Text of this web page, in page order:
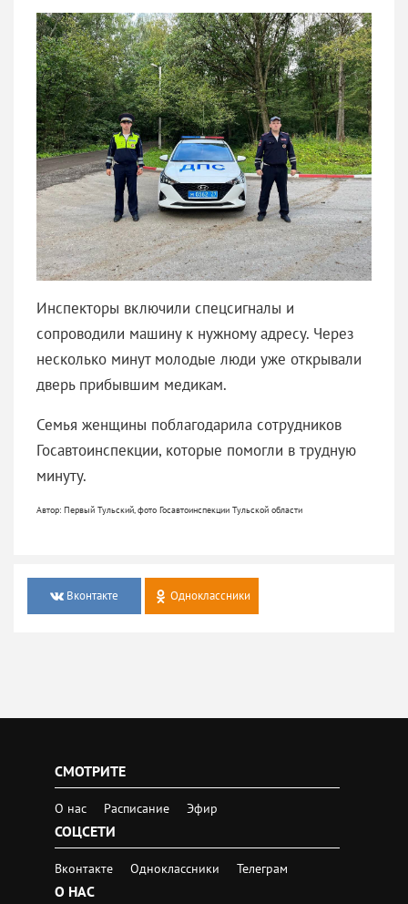
Инспекторы включили спецсигналы и
сопроводили машину к нужному адресу. Через
несколько минут молодые люди уже открывали
дверь прибывшим медикам.
Семья женщины поблагодарила сотрудников
Госавтоинспекции, которые помогли в трудную
минуту.
Автор: Первый Тульский, фото Госавтоинспекции Тульской области
Вконтакте Одноклассники
СМОТРИТЕ
О нас Расписание Эфир
СОЦСЕТИ
Вконтакте Одноклассники Телеграм
О НАС